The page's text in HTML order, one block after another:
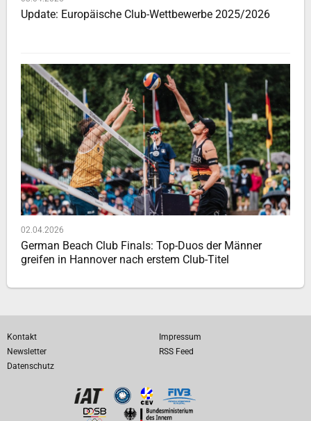
Update: Europäische Club-Wettbewerbe 2025/2026
02.04.2026
German Beach Club Finals: Top-Duos der Männer
greifen in Hannover nach erstem Club-Titel
Kontakt
Impressum
Newsletter
RSS Feed
Datenschutz